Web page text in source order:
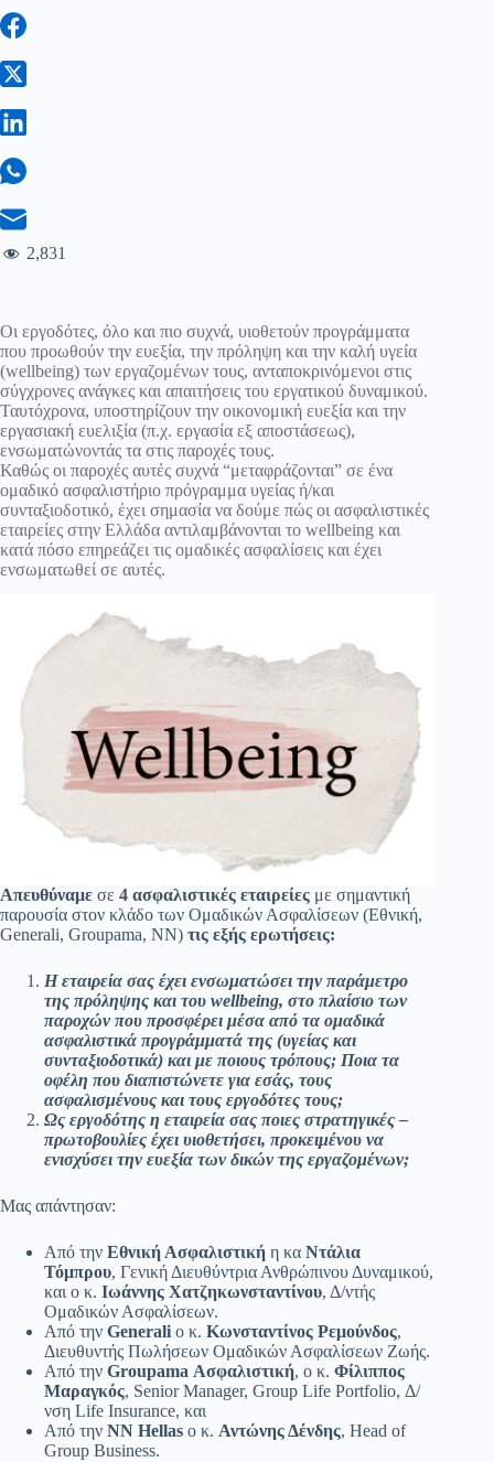
2,831
Οι εργοδότες, όλο και πιο συχνά, υιοθετούν προγράμματα
που προωθούν την ευεξία, την πρόληψη και την καλή υγεία
(wellbeing) των εργαζομένων τους, ανταποκρινόμενοι στις
σύγχρονες ανάγκες και απαιτήσεις του εργατικού δυναμικού.
Ταυτόχρονα, υποστηρίζουν την οικονομική ευεξία και την
εργασιακή ευελιξία (π.χ. εργασία εξ αποστάσεως),
ενσωματώνοντάς τα στις παροχές τους.
Καθώς οι παροχές αυτές συχνά “μεταφράζονται” σε ένα
ομαδικό ασφαλιστήριο πρόγραμμα υγείας ή/και
συνταξιοδοτικό, έχει σημασία να δούμε πώς οι ασφαλιστικές
εταιρείες στην Ελλάδα αντιλαμβάνονται το wellbeing και
κατά πόσο επηρεάζει τις ομαδικές ασφαλίσεις και έχει
ενσωματωθεί σε αυτές.
Απευθύναμε σε 4 ασφαλιστικές εταιρείες με σημαντική
παρουσία στον κλάδο των Ομαδικών Ασφαλίσεων (Εθνική,
Generali, Groupama, ΝΝ) τις εξής ερωτήσεις:
Η εταιρεία σας έχει ενσωματώσει την παράμετρο
της πρόληψης και του wellbeing, στο πλαίσιο των
παροχών που προσφέρει μέσα από τα ομαδικά
ασφαλιστικά προγράμματά της (υγείας και
συνταξιοδοτικά) και με ποιους τρόπους; Ποια τα
οφέλη που διαπιστώνετε για εσάς, τους
ασφαλισμένους και τους εργοδότες τους;
Ως εργοδότης η εταιρεία σας ποιες στρατηγικές –
πρωτοβουλίες έχει υιοθετήσει, προκειμένου να
ενισχύσει την ευεξία των δικών της εργαζομένων;
Μας απάντησαν:
Από την Εθνική Ασφαλιστική η κα Ντάλια
Τόμπρου, Γενική Διευθύντρια Ανθρώπινου Δυναμικού,
και ο κ. Ιωάννης Χατζηκωνσταντίνου, Δ/ντής
Ομαδικών Ασφαλίσεων.
Από την Generali ο κ. Κωνσταντίνος Ρεμούνδος,
Διευθυντής Πωλήσεων Ομαδικών Ασφαλίσεων Ζωής.
Από την Groupama Ασφαλιστική, ο κ. Φίλιππος
Mαραγκός, Senior Manager, Group Life Portfolio, Δ/
νση Life Insurance, και
Από την NN Hellas ο κ. Αντώνης Δένδης, Head of
Group Business.